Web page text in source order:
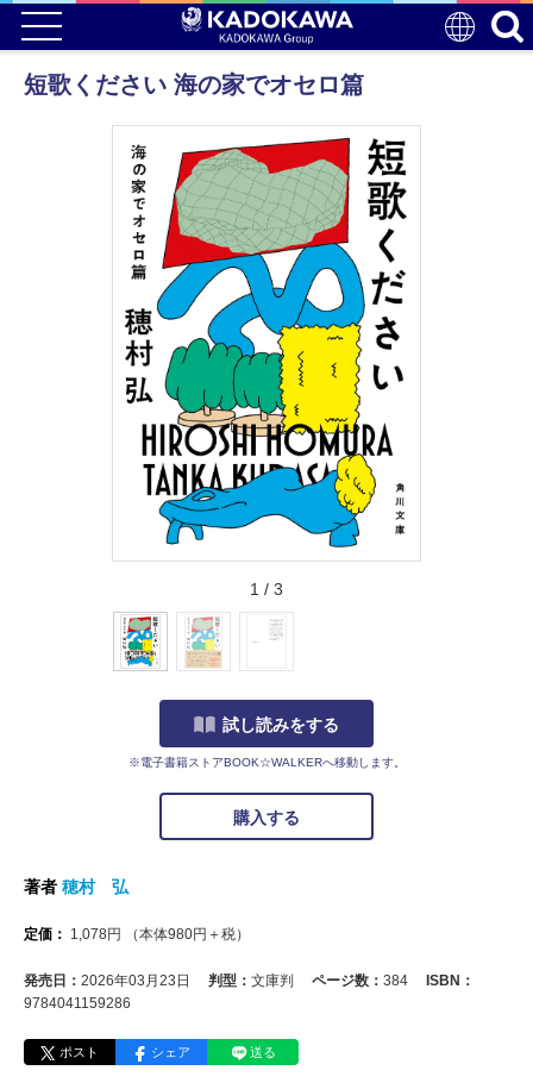
短歌ください 海の家でオセロ篇
1 / 3
試し読みをする
※電子書籍ストアBOOK☆WALKERへ移動します。
購入する
著者 穂村 弘
定価： 1,078円 （本体980円＋税）
発売日： 2026年03月23日 判型： 文庫判 ページ数： 384
ISBN：
9784041159286
ポスト シェア 送る